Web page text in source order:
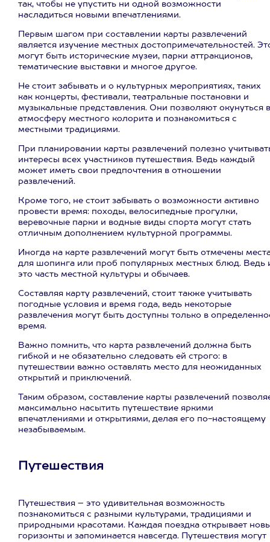
так, чтобы не упустить ни одной возможности
насладиться новыми впечатлениями.
Первым шагом при составлении карты развлечений
является изучение местных достопримечательностей.
могут быть исторические музеи, парки аттракционов,
тематические выставки и многое другое.
Не стоит забывать и о культурных мероприятиях, таких
как концерты, фестивали, театральные постановки и
музыкальные представления. Они позволяют окунуться в
атмосферу местного колорита и познакомиться с
местными традициями.
При планировании карты развлечений полезно
интересы всех участников путешествия. Ведь каждый
может иметь свои предпочтения в отношении
развлечений.
Кроме того, не стоит забывать о возможности активно
провести время: походы, велосипедные прогулки,
веревочные парки и водные виды спорта могут стать
отличным дополнением культурной программы.
Иногда на карте развлечений могут быть отмечены
для шопинга или проб популярных местных блюд. Ведь
это часть местной культуры и обычаев.
Составляя карту развлечений, стоит также учитывать
погодные условия и время года, ведь некоторые
развлечения могут быть доступны только в
время.
Важно помнить, что карта развлечений должна быть
гибкой и не обязательно следовать ей строго: в
путешествии важно оставлять место для неожиданных
открытий и приключений.
Таким образом, составление карты развлечений
максимально насытить путешествие яркими
впечатлениями и открытиями, делая его по-настоящему
незабываемым.
Путешествия
Путешествия – это удивительная возможность
познакомиться с разными культурами, традициями и
природными красотами. Каждая поездка открывает
горизонты и запоминается навсегда. Путешествия могут